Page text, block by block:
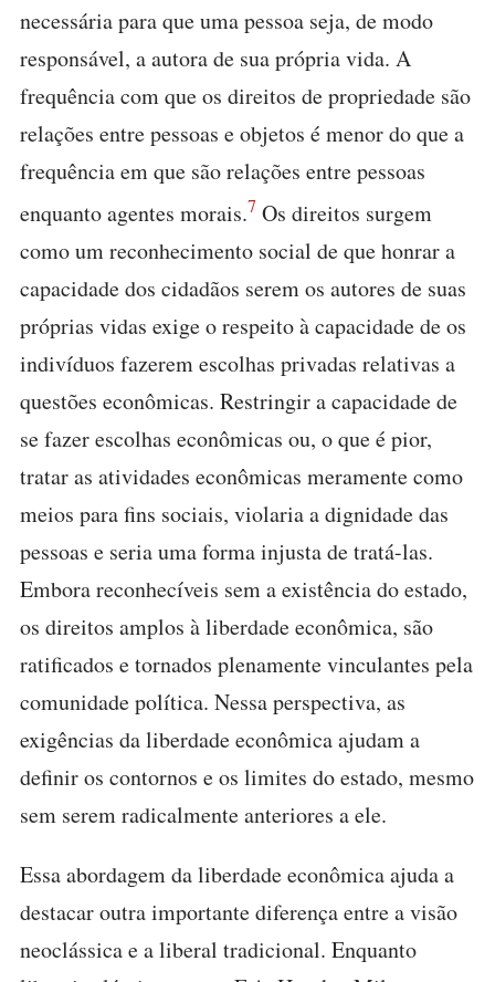
necessária para que uma pessoa seja, de modo
responsável, a autora de sua própria vida. A
frequência com que os direitos de propriedade são
relações entre pessoas e objetos é menor do que a
frequência em que são relações entre pessoas
enquanto agentes morais.7 Os direitos surgem
como um reconhecimento social de que honrar a
capacidade dos cidadãos serem os autores de suas
próprias vidas exige o respeito à capacidade de os
indivíduos fazerem escolhas privadas relativas a
questões econômicas. Restringir a capacidade de
se fazer escolhas econômicas ou, o que é pior,
tratar as atividades econômicas meramente como
meios para fins sociais, violaria a dignidade das
pessoas e seria uma forma injusta de tratá-las.
Embora reconhecíveis sem a existência do estado,
os direitos amplos à liberdade econômica, são
ratificados e tornados plenamente vinculantes pela
comunidade política. Nessa perspectiva, as
exigências da liberdade econômica ajudam a
definir os contornos e os limites do estado, mesmo
sem serem radicalmente anteriores a ele.
Essa abordagem da liberdade econômica ajuda a
destacar outra importante diferença entre a visão
neoclássica e a liberal tradicional. Enquanto